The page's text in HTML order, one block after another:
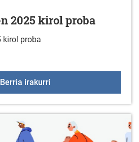
2025 kirol proba
kirol proba
Berria irakurri